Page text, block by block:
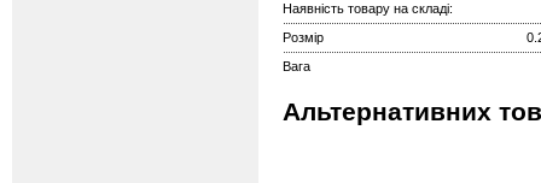
Наявність товару на складі:
Розмір
Вага
Альтернативних